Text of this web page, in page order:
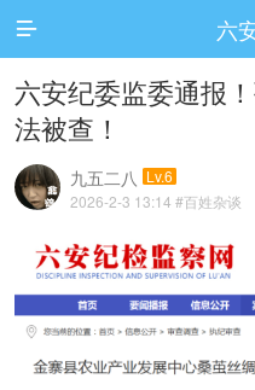
 六
六安纪委监委通报
法被查！
九五二八 Lv.6
2026-2-3 13:14 #百姓杂谈